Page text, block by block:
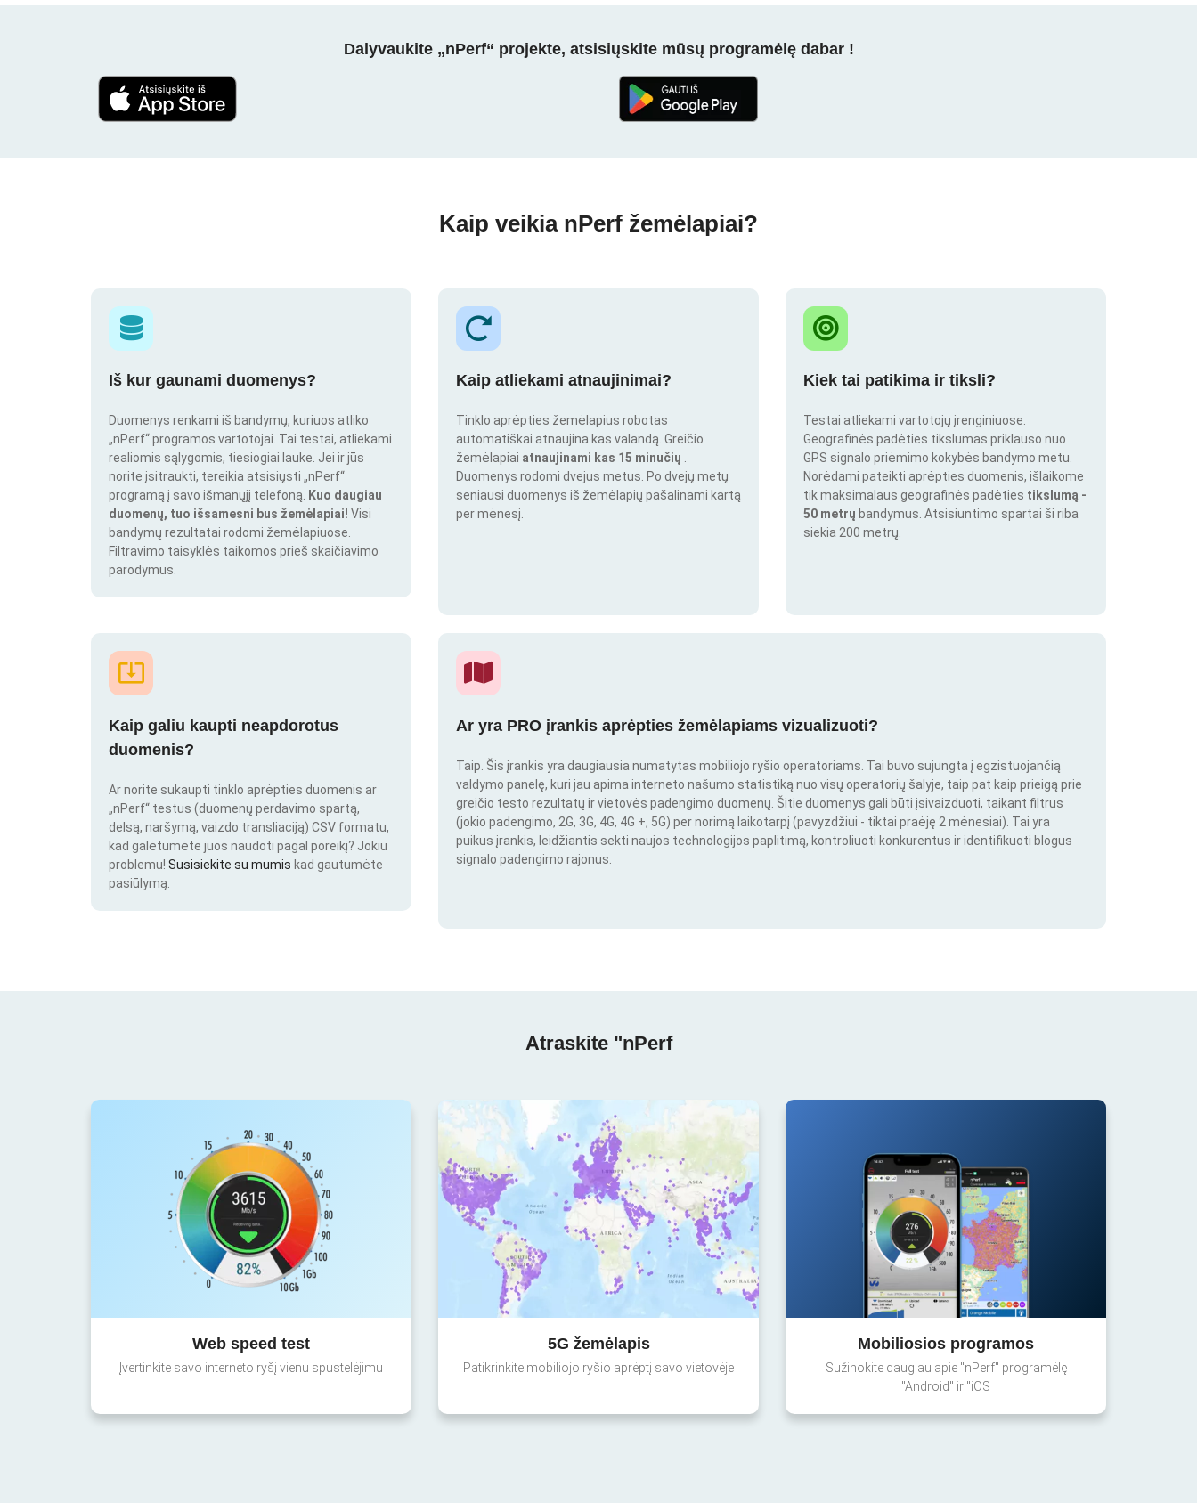
Dalyvaukite „nPerf“ projekte, atsisiųskite mūsų programėlę dabar !
Kaip veikia nPerf žemėlapiai?
Iš kur gaunami duomenys?
Duomenys renkami iš bandymų, kuriuos atliko
„nPerf“ programos vartotojai. Tai testai, atliekami
realiomis sąlygomis, tiesiogiai lauke. Jei ir jūs
norite įsitraukti, tereikia atsisiųsti „nPerf“
programą į savo išmanųjį telefoną.
Kuo daugiau
duomenų, tuo išsamesni bus žemėlapiai! Visi
bandymų rezultatai rodomi žemėlapiuose.
Filtravimo taisyklės taikomos prieš skaičiavimo
parodymus.
Kaip atliekami atnaujinimai?
Tinklo aprėpties žemėlapius robotas
automatiškai atnaujina kas valandą. Greičio
žemėlapiai atnaujinami kas 15 minučių
Duomenys rodomi dvejus metus. Po dvejų metų
seniausi duomenys iš žemėlapių pašalinami kartą
per mėnesį.
Kiek tai patikima ir tiksli?
Testai atliekami vartotojų įrenginiuose.
Geografinės padėties tikslumas priklauso nuo
GPS signalo priėmimo kokybės bandymo metu.
Norėdami pateikti aprėpties duomenis, išlaikome
tik maksimalaus geografinės padėties tikslumą -
50 metrų bandymus. Atsisiuntimo spartai ši riba
siekia 200 metrų.
Kaip galiu kaupti neapdorotus
duomenis?
Ar norite sukaupti tinklo aprėpties duomenis ar
„nPerf“ testus (duomenų perdavimo spartą,
delsą, naršymą, vaizdo transliaciją) CSV formatu,
kad galėtumėte juos naudoti pagal poreikį? Jokiu
problemu! Susisiekite su mumis kad gautumėte
pasiūlymą.
Ar yra PRO įrankis aprėpties žemėlapiams vizualizuoti?
Taip. Šis įrankis yra daugiausia numatytas mobiliojo ryšio operatoriams. Tai buvo sujungta į egzistuojančią
valdymo panelę, kuri jau apima interneto našumo statistiką nuo visų operatorių šalyje, taip pat kaip prieigą prie
greičio testo rezultatų ir vietovės padengimo duomenų. Šitie duomenys gali būti įsivaizduoti, taikant filtrus
(jokio padengimo, 2G, 3G, 4G, 4G +, 5G) per norimą laikotarpį (pavyzdžiui - tiktai praėję 2 mėnesiai). Tai yra
puikus įrankis, leidžiantis sekti naujos technologijos paplitimą, kontroliuoti konkurentus ir identifikuoti blogus
signalo padengimo rajonus.
Atraskite "nPerf
Web speed test
Įvertinkite savo interneto ryšį vienu spustelėjimu
5G žemėlapis
Patikrinkite mobiliojo ryšio aprėptį savo vietovėje
Mobiliosios programos
Sužinokite daugiau apie "nPerf" programėlę
"Android" ir "iOS